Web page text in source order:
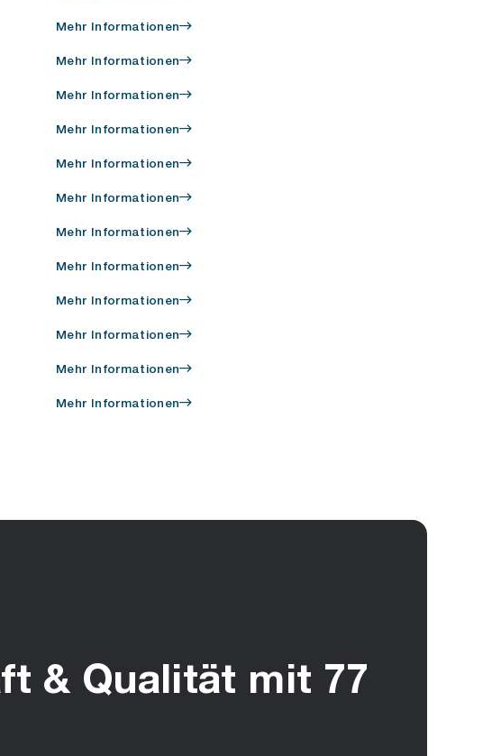
Mehr Informationen
Mehr Informationen
Mehr Informationen
Mehr Informationen
Mehr Informationen
Mehr Informationen
Mehr Informationen
Mehr Informationen
Mehr Informationen
Mehr Informationen
Mehr Informationen
Mehr Informationen
& Qualität mit 77